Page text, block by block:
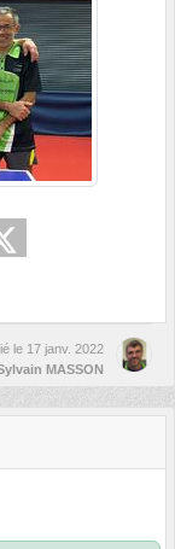
le 17 janv. 2022
MASSON